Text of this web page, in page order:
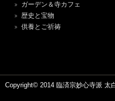
ガーデン＆寺カフェ
歴史と宝物
供養とご祈祷
Copyright© 2014 臨済宗妙心寺派 太